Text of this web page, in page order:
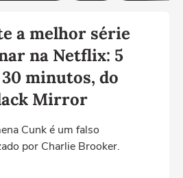
a melhor série
na Netflix: 5
minutos, do
Mirror
Cunk é um falso
por Charlie Brooker.